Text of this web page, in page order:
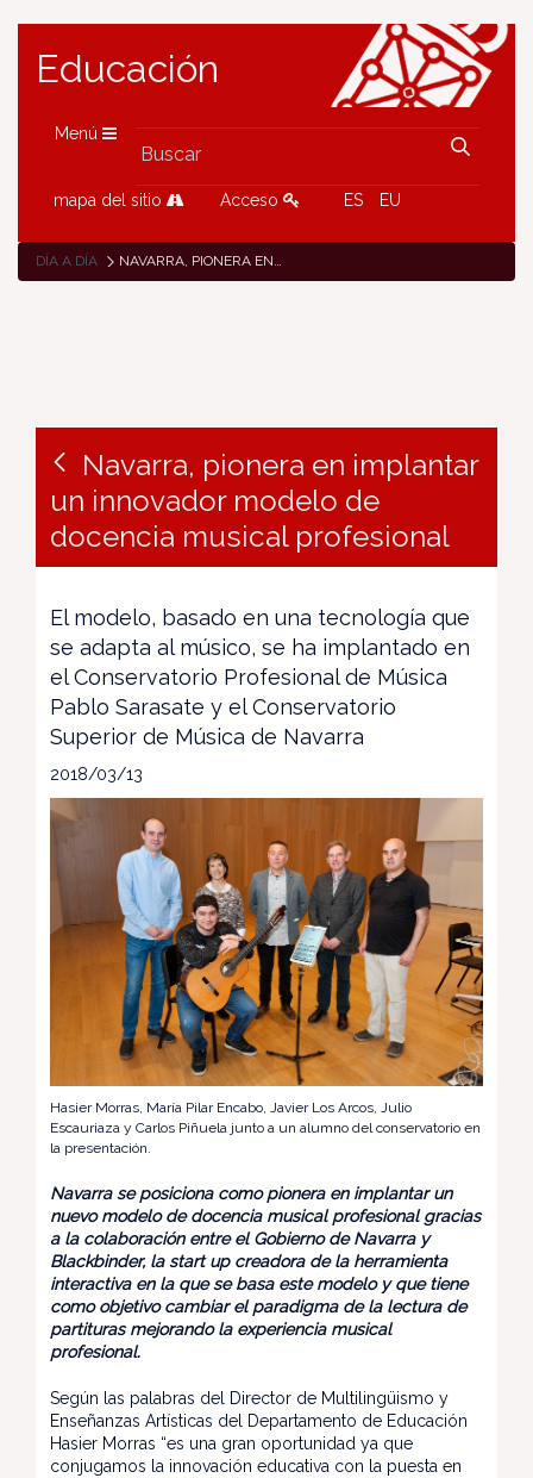
Educación
Menú
mapa del sitio Acceso ES EU
DÍA A DÍA NAVARRA, PIONERA EN IMPLANTAR UN INNOVADOR MODELO DE DOCENCIA MUSICAL PROFESIONAL
Navarra, pionera en implantar
un innovador modelo de
docencia musical profesional
El modelo, basado en una tecnología que
se adapta al músico, se ha implantado en
el Conservatorio Profesional de Música
Pablo Sarasate y el Conservatorio
Superior de Música de Navarra
2018/03/13
Hasier Morras, María Pilar Encabo, Javier Los Arcos, Julio
Escauriaza y Carlos Piñuela junto a un alumno del conservatorio en
la presentación.
Navarra se posiciona como pionera en implantar un
nuevo modelo de docencia musical profesional gracias
a la colaboración entre el Gobierno de Navarra y
Blackbinder, la start up creadora de la herramienta
interactiva en la que se basa este modelo y que tiene
como objetivo cambiar el paradigma de la lectura de
partituras mejorando la experiencia musical
profesional.
Según las palabras del Director de Multilingüismo y
Enseñanzas Artísticas del Departamento de Educación
Hasier Morras “es una gran oportunidad ya que
conjugamos la innovación educativa con la puesta en